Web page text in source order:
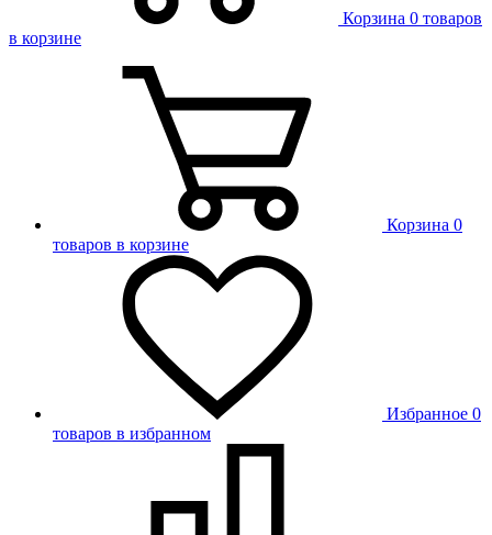
Корзина 0 товаров
в корзине
Корзина 0
товаров в корзине
Избранное 0
товаров в избранном